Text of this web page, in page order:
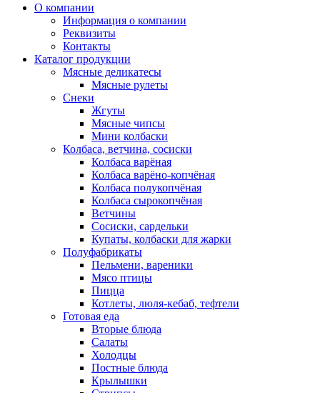
О компании
Информация о компании
Реквизиты
Контакты
Каталог продукции
Мясные деликатесы
Мясные рулеты
Снеки
Жгуты
Мясные чипсы
Мини колбаски
Колбаса, ветчина, сосиски
Колбаса варёная
Колбаса варёно-копчёная
Колбаса полукопчёная
Колбаса сырокопчёная
Ветчины
Сосиски, сардельки
Купаты, колбаски для жарки
Полуфабрикаты
Пельмени, вареники
Мясо птицы
Пицца
Котлеты, люля-кебаб, тефтели
Готовая еда
Вторые блюда
Салаты
Холодцы
Постные блюда
Крылышки